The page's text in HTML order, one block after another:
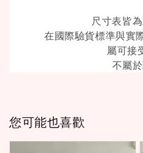
尺寸表皆
在國際驗貨標準與實
屬可接
不屬
您可能也喜歡